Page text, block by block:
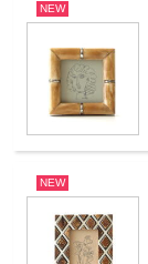
NEW
NEW